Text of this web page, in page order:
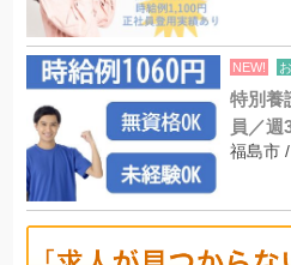
NEW!
特別養
員／週
福島市